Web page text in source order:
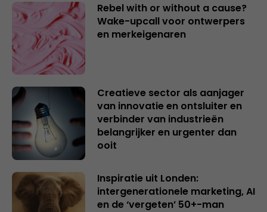
Rebel with or without a cause?
Wake-upcall voor ontwerpers
en merkeigenaren
Creatieve sector als aanjager
van innovatie en ontsluiter en
verbinder van industrieën
belangrijker en urgenter dan
ooit
Inspiratie uit Londen:
intergenerationele marketing, AI
en de ‘vergeten’ 50+-man